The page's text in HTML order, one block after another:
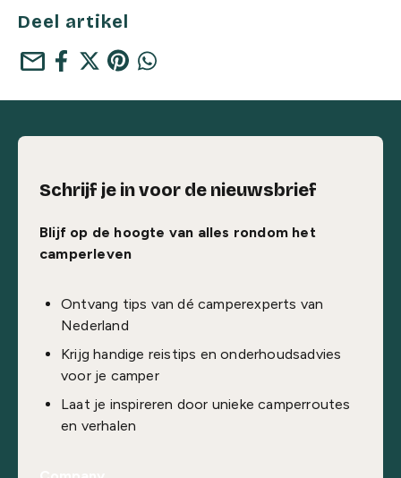
Deel artikel
mail
Schrijf je in voor de nieuwsbrief
Blijf op de hoogte van alles rondom het
camperleven
Ontvang tips van dé camperexperts van
Nederland
Krijg handige reistips en onderhoudsadvies
voor je camper
Laat je inspireren door unieke camperroutes
en verhalen